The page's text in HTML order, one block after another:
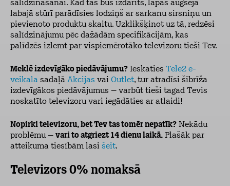
salīdzināšanai. Kad tas būs izdarīts, lapas augšējā
labajā stūrī parādīsies lodziņš ar sarkanu sirsniņu un
pievienoto produktu skaitu. Uzklikšķinot uz tā, redzēsi
salīdzinājumu pēc dažādām specifikācijām, kas
palīdzēs izlemt par vispiemērotāko televizoru tieši Tev.
Meklē izdevīgāko piedāvājumu? Ieskaties Tele2 e-
veikala sadaļā Akcijas vai Outlet, tur atradīsi šībrīža
izdevīgākos piedāvājumus – varbūt tieši tagad Tevis
noskatīto televizoru vari iegādāties ar atlaidi!
Nopirki televizoru, bet Tev tas tomēr nepatīk? Nekādu
problēmu – vari to atgriezt 14 dienu laikā. Plašāk par
atteikuma tiesībām lasi šeit.
Televizors 0% nomaksā